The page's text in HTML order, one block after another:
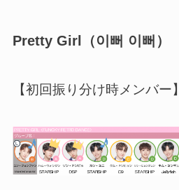
Pretty Girl（이뻐 이뻐）
【初回振り分け時メンバー】